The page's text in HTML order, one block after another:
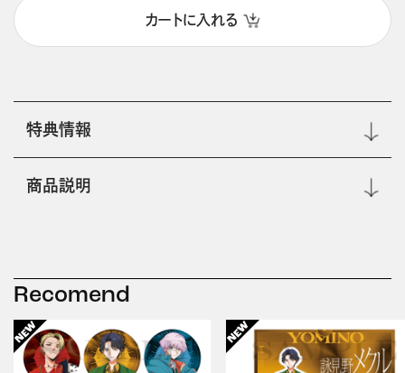
カートに入れる
特典情報
商品説明
Recomend